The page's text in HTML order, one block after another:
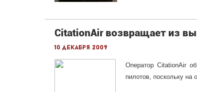
CitationAir возвращает из
10 декабря 2009
Оператор CitationAir
пилотов, поскольку на